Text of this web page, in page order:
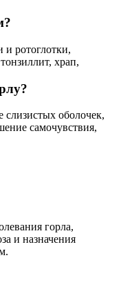
ротоглотки,
храп,
оболочек,
самочувствия,
горла,
и назначения